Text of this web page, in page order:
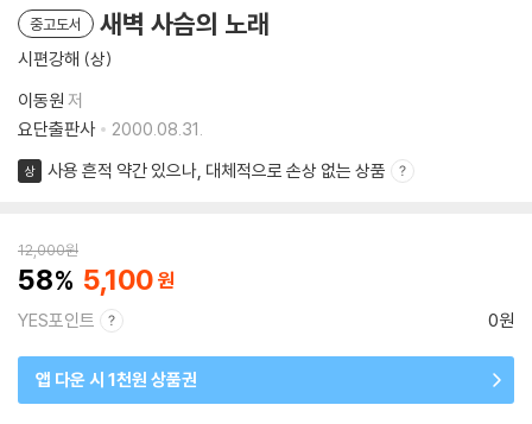
중고도서 새벽 사슴의 노래
시편강해 (상)
이동원 저
요단출판사
2000.08.31.
상 사용 흔적 약간 있으나, 대체적으로 손상 없는 상품
12,000원
58 5,100
YES포인트 0원
앱 다운 시 1천원 상품권